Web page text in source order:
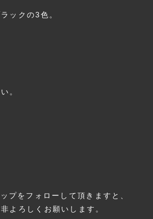
ックの3色。
。
をフォローして頂きますと、
非よろしくお願いします。